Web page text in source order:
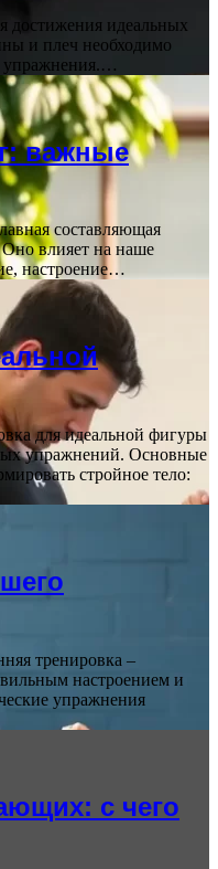
достижения идеальных
и плеч необходимо
упражнения.…
важные
составляющая
влияет на наше
настроение…
для идеальной фигуры
упражнений. Основные
стройное тело:
тренировка –
настроением и
упражнения
с чего